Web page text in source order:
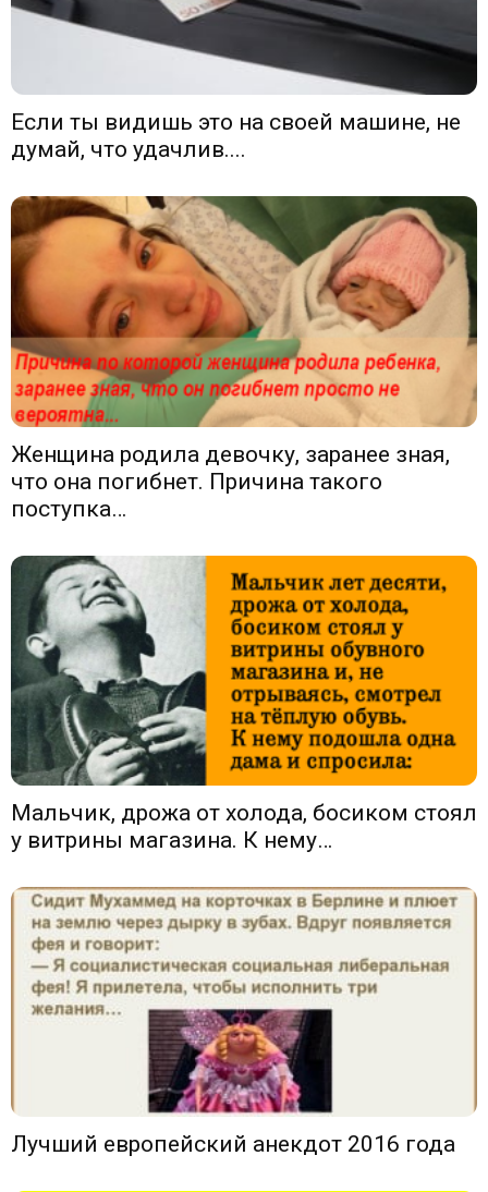
Если ты видишь это на своей машине, не
думай, что удачлив....
Женщина родила девочку, заранее зная,
что она погибнет. Причина такого
поступка…
Мальчик, дрожа от холода, босиком стоял
у витрины магазина. К нему…
Лучший европейский анекдот 2016 года